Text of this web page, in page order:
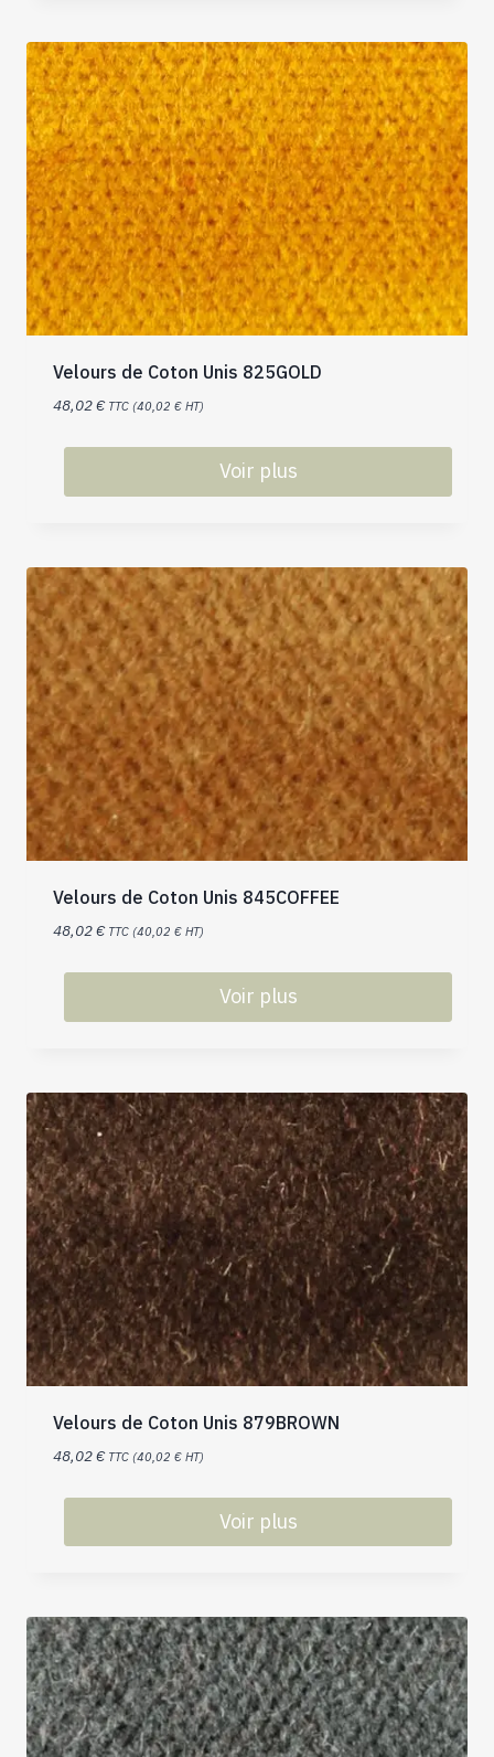
Velours de Coton Unis 825GOLD
48,02€ TTC (40,02 € HT)
Voir plus
Velours de Coton Unis 845COFFEE
48,02€ TTC (40,02 € HT)
Voir plus
Velours de Coton Unis 879BROWN
48,02€ TTC (40,02 € HT)
Voir plus